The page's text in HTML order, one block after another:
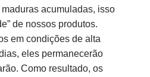
acumuladas, isso
de nossos produtos.
em condições de alta
eles permanecerão
Como resultado, os